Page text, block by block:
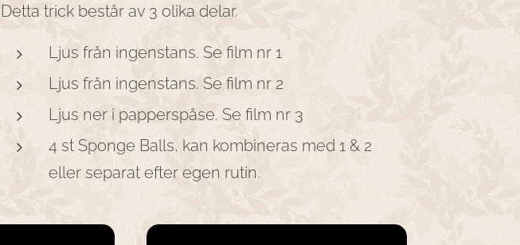
Detta trick består av 3 olika delar.
Ljus från ingenstans. Se film nr 1
Ljus från ingenstans. Se film nr 2
Ljus ner i papperspåse. Se film nr 3
4 st Sponge Balls, kan kombineras med 1 & 2
eller separat efter egen rutin.